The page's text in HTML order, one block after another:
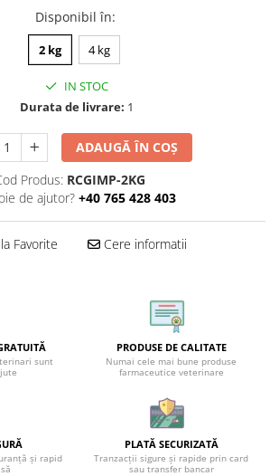
Disponibil în:
2 kg 4 kg
IN STOC
Durata de livrare: 1
ADAUGĂ ÎN COȘ
Produs: RCGIMP-2KG
de ajutor? +40 765 428 403
Favorite Cere informatii
sunt
PRODUSE DE CALITATE
Numai cele mai bune produse
farmaceutice veterinare
și rapid
PLATĂ SECURIZATĂ
Tranzacții sigure și rapide prin card
sau transfer bancar